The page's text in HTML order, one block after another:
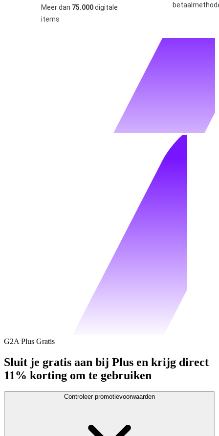
Meer dan 75.000digitale
items
G2A Plus Gratis
Sluit je gratis aan bij Plus en krijg direct
11% korting om te gebruiken
Controleer promotievoorwaarden